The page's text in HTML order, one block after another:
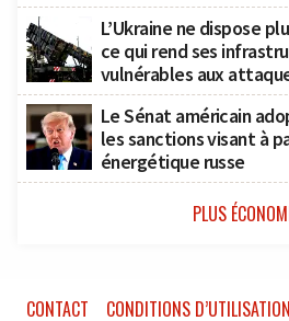
L’Ukraine ne dispose
ce qui rend ses
vulnérables aux
Le Sénat américain
les sanctions visant à
énergétique russe
PLUS
CONTACT
CONDITIONS D’UTILISATION